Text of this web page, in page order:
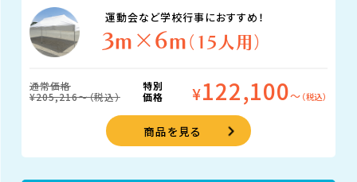
運動会など学校行事におすすめ！
3m×6m （15人用）
通常価格
¥205,216〜（税込）
特別
価格
¥122,100〜 （税込）
商品を見る